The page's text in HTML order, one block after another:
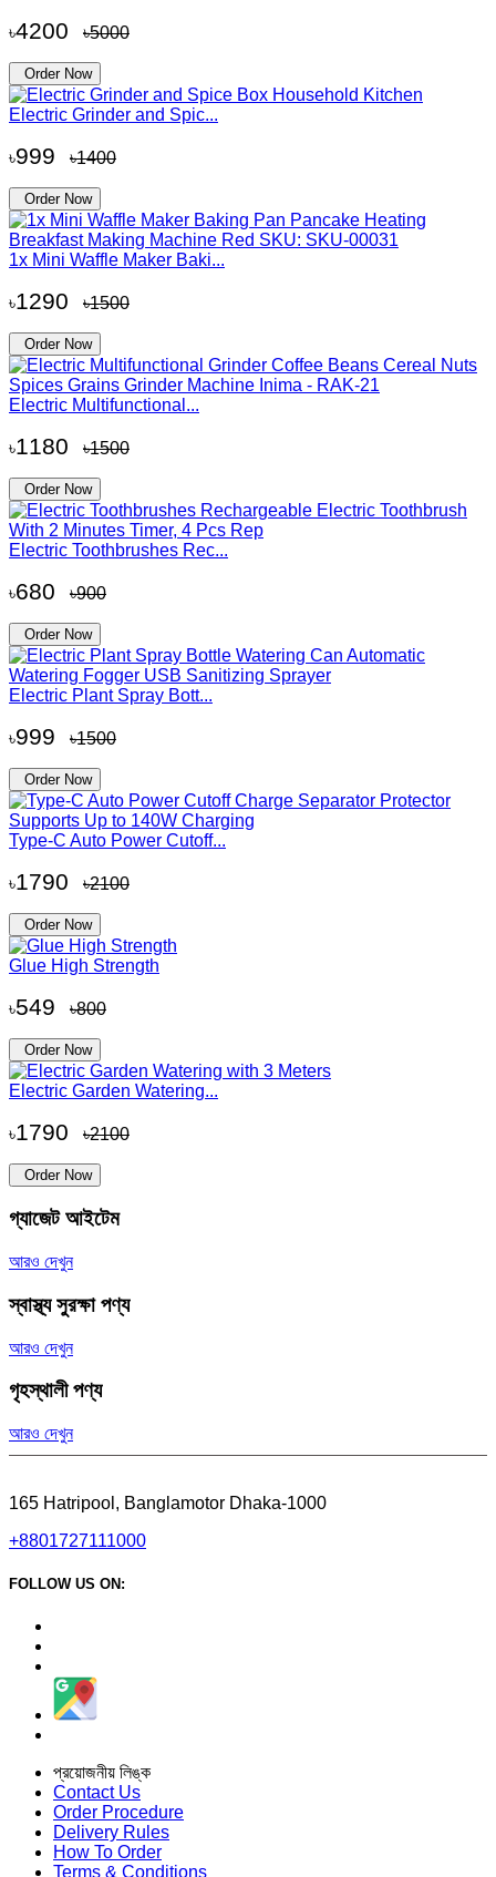
৳4200 ৳5000
Order Now
Electric Grinder and Spic...
৳999 ৳1400
Order Now
1x Mini Waffle Maker Baki...
৳1290 ৳1500
Order Now
Electric Multifunctional...
৳1180 ৳1500
Order Now
Electric Toothbrushes Rec...
৳680 ৳900
Order Now
Electric Plant Spray Bott...
৳999 ৳1500
Order Now
Type-C Auto Power Cutoff...
৳1790 ৳2100
Order Now
Glue High Strength
৳549 ৳800
Order Now
Electric Garden Watering...
৳1790 ৳2100
Order Now
গ্যাজেট আইটেম
আরও দেখুন
স্বাস্থ্য সুরক্ষা পণ্য
আরও দেখুন
গৃহস্থালী পণ্য
আরও দেখুন
165 Hatripool, Banglamotor Dhaka-1000
+8801727111000
FOLLOW US ON:
প্রয়োজনীয় লিঙ্ক
Contact Us
Order Procedure
Delivery Rules
How To Order
Terms & Conditions